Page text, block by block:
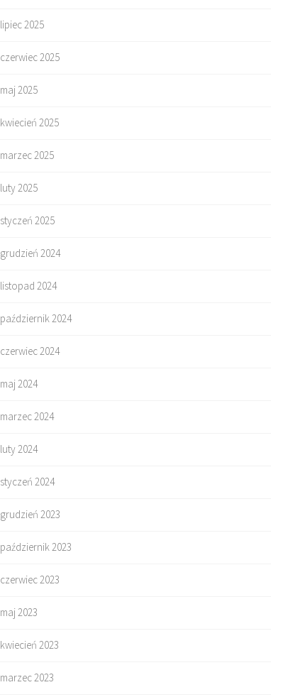
lipiec 2025
czerwiec 2025
maj 2025
kwiecień 2025
marzec 2025
luty 2025
styczeń 2025
grudzień 2024
listopad 2024
październik 2024
czerwiec 2024
maj 2024
marzec 2024
luty 2024
styczeń 2024
grudzień 2023
październik 2023
czerwiec 2023
maj 2023
kwiecień 2023
marzec 2023